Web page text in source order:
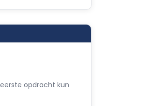
opdracht kun